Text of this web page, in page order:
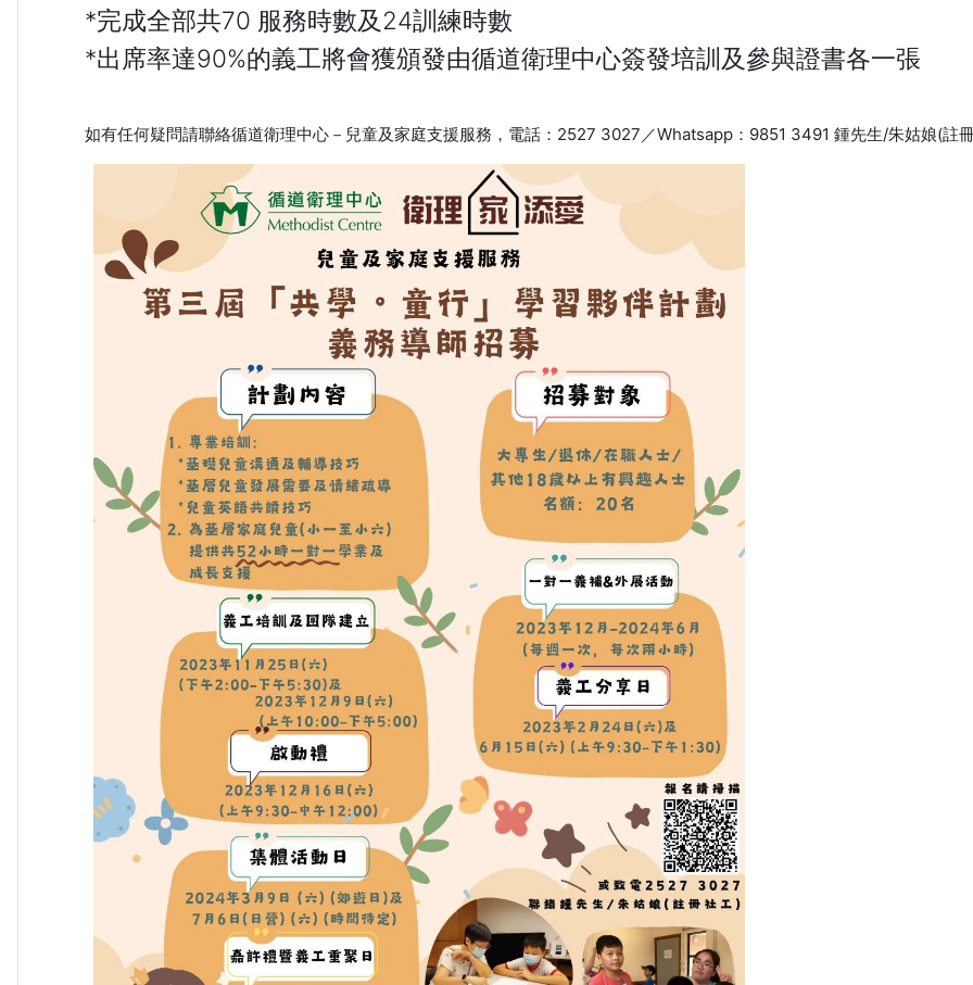
*完成全部共70 服務時數及24訓練時數
*出席率達90%的義工將會獲頒發由循道衛理中心簽發培訓及參與證書各一張
如有任何疑問請聯絡循道衛理中心－兒童及家庭支援服務，電話：2527 3027／Whatsapp：9851 3491 鍾先生/朱姑娘(註冊